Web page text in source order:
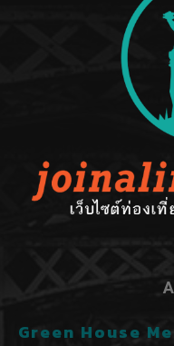
Green House